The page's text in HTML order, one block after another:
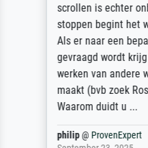
scrollen is echter
stoppen begint het
Als er naar een
gevraagd wordt
werken van andere
maakt (bvb zoek
Waarom duidt u ...
philip@ ProvenExpert